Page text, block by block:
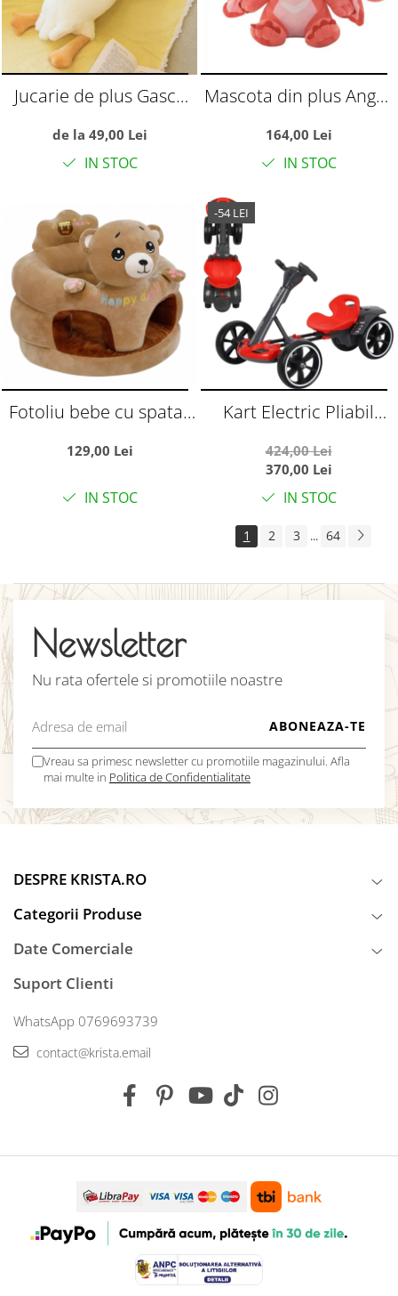
Jucarie de plus Gasca
de la 49,00 Lei
IN STOC
Mascota din plus Angel,
164,00 Lei
IN STOC
Fotoliu bebe cu spatar
Ursuletul maro Happy
129,00 Lei
IN STOC
-54 LEI
Kart Electric Pliabil
Rosu
424,00 Lei
370,00 Lei
IN STOC
1 2 3 ... 64
Newsletter
Nu rata ofertele si promotiile noastre
Vreau sa primesc newsletter cu promotiile magazinului. Afla
mai multe in Politica de Confidentialitate
DESPRE KRISTA.RO
Categorii Produse
Date Comerciale
Suport Clienti
WhatsApp 0769693739
contact@krista.email